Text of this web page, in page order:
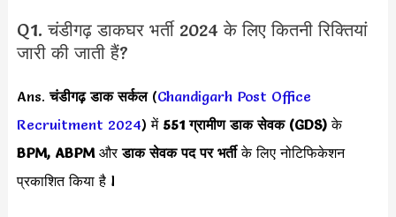
Q1. चंडीगढ़ डाकघर भर्ती 2024 के लिए कितनी रिक्तियां
जारी की जाती हैं?
Ans.चंडीगढ़ डाक सर्कल(Chandigarh Post Office
Recruitment 2024) में551 ग्रामीण डाक सेवक (GDS)के
BPM, ABPM औरडाक सेवक पद पर भर्तीके लिए नोटिफिकेशन
प्रकाशित किया है l